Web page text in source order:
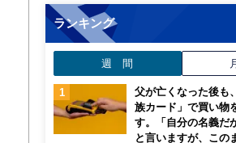
ランキング
週 間
父が亡くなった後も
族カード」で買い物
す。「自分の名義だ
と言いますが、この